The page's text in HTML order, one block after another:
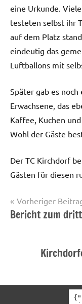
eine Urkunde.
testeten selbst ihr
auf dem Platz
eindeutig das
Luftballons mit
Später gab es
Erwachsene, das
Kaffee, Kuchen
Wohl der Gäste
Der TC Kirchdorf
Gästen für diesen
Startseite
Vorheriger
Bericht zum